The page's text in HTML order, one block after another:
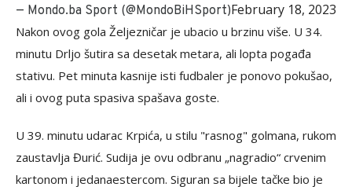
— Mondo.ba Sport (@MondoBiHSport)February 18, 2023
Nakon ovog gola Željezničar je ubacio u brzinu više. U 34.
minutu Drljo šutira sa desetak metara, ali lopta pogađa
stativu. Pet minuta kasnije isti fudbaler je ponovo pokušao,
ali i ovog puta spasiva spašava goste.
U 39. minutu udarac Krpića, u stilu "rasnog" golmana, rukom
zaustavlja Đurić. Sudija je ovu odbranu „nagradio“ crvenim
kartonom i jedanaestercom. Siguran sa bijele tačke bio je